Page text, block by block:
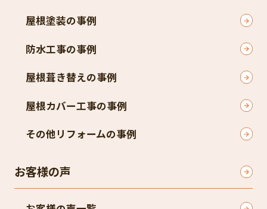
屋根塗装の事例
防水工事の事例
屋根葺き替えの事例
屋根カバー工事の事例
その他リフォームの事例
お客様の声